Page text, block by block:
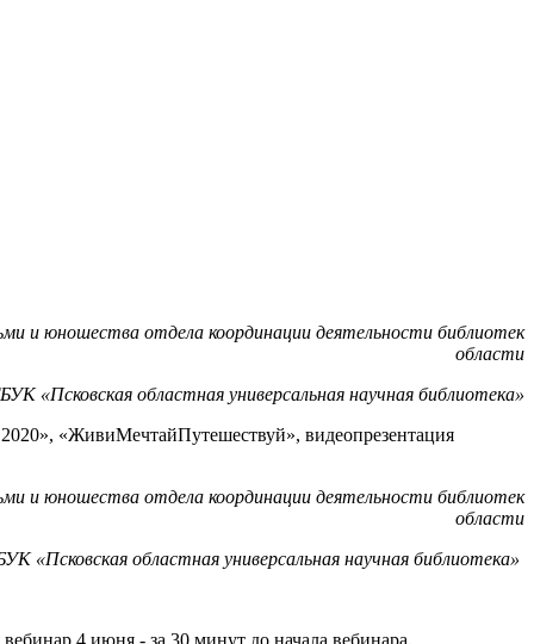
и юношества отдела координации деятельности библиотек
области
«Псковская областная универсальная научная библиотека»
«ЖивиМечтайПутешествуй», видеопрезентация
и юношества отдела координации деятельности библиотек
области
«Псковская областная универсальная научная библиотека»
4 июня - за 30 минут до начала вебинара.